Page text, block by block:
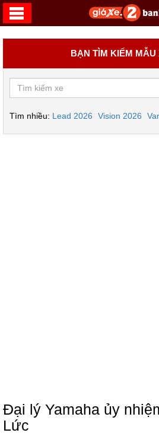
BẠN TÌM KIẾM MẪU
Tìm nhiều: Lead 2026 Vision 2026
Đại lý Yamaha ủy
Lức